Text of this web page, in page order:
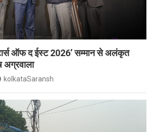
ऑफ द ईस्ट 2026’ सम्मान से अलंकृत
अग्रवाला
kolkataSaransh